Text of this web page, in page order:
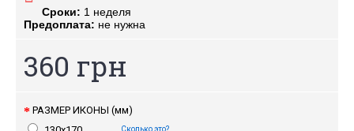
Сроки: 1 неделя
Предоплата: не нужна
360 грн
РАЗМЕР ИКОНЫ (мм)
Сколько это?